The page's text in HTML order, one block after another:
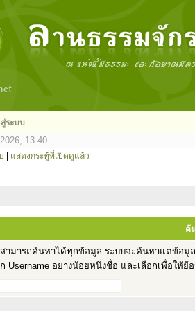
สู่ระบบ
13:40
แสดงกระทู้ที่เปิดดูแล้ว
ค้
ามารถค้นหาได้ทุกข้อมูล ระบบจะค้นหาแต่ข้อ
Username อย่างน้อยหนึ่งชื่อ และเลือกเพื่อให้